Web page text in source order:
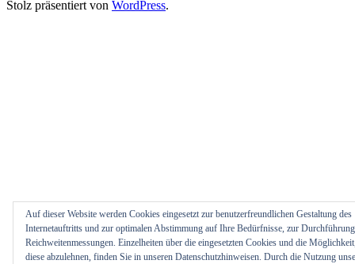
Auf dieser Website werden Cookies eingesetzt zur benutzerfreundlichen Gestaltung des
Internetauftritts und zur optimalen Abstimmung auf Ihre Bedürfnisse, zur
Reichweitenmessungen. Einzelheiten über die eingesetzten Cookies und die
diese abzulehnen, finden Sie in unseren Datenschutzhinweisen. Durch die Nutzung
Stolz präsentiert von WordPress.